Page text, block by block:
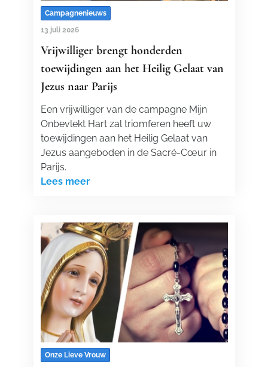
Campagnenieuws
13 juli 2026
Vrijwilliger brengt honderden
toewijdingen aan het Heilig Gelaat van
Jezus naar Parijs
Een vrijwilliger van de campagne Mijn
Onbevlekt Hart zal triomferen heeft uw
toewijdingen aan het Heilig Gelaat van
Jezus aangeboden in de Sacré-Cœur in
Parijs.
Lees meer
Onze Lieve Vrouw